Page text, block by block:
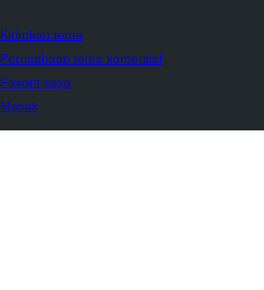
Kirimkan tema
Perusahaan tema komersial
Favorit saya
Masuk